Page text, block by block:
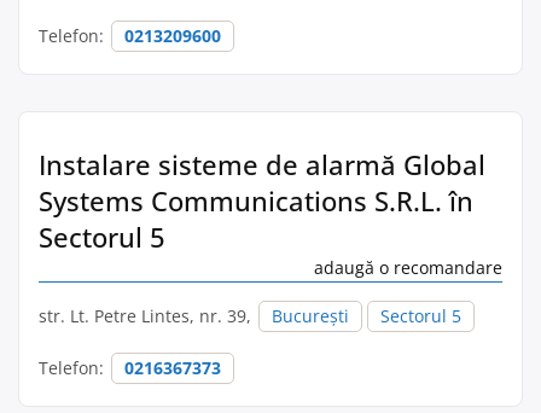
Telefon: 0213209600
Instalare sisteme de alarmă Global
Systems Communications S.R.L. în
Sectorul 5
adaugă o recomandare
str. Lt. Petre Lintes, nr. 39, București Sectorul 5
Telefon: 0216367373